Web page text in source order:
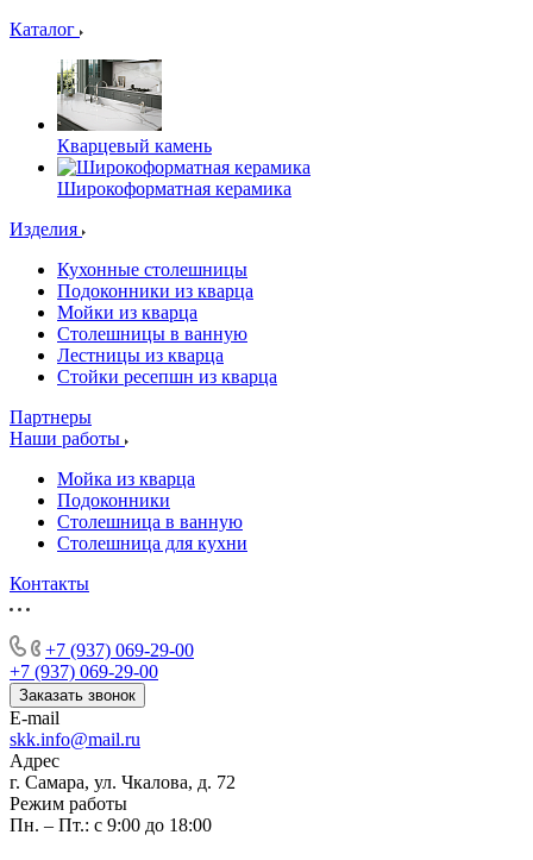
Каталог
Кварцевый камень
Широкоформатная керамика
Изделия
Кухонные столешницы
Подоконники из кварца
Мойки из кварца
Столешницы в ванную
Лестницы из кварца
Стойки ресепшн из кварца
Партнеры
Наши работы
Мойка из кварца
Подоконники
Столешница в ванную
Столешница для кухни
Контакты
+7 (937) 069-29-00
+7 (937) 069-29-00
Заказать звонок
E-mail
skk.info@mail.ru
Адрес
г. Самара, ул. Чкалова, д. 72
Режим работы
Пн. – Пт.: с 9:00 до 18:00